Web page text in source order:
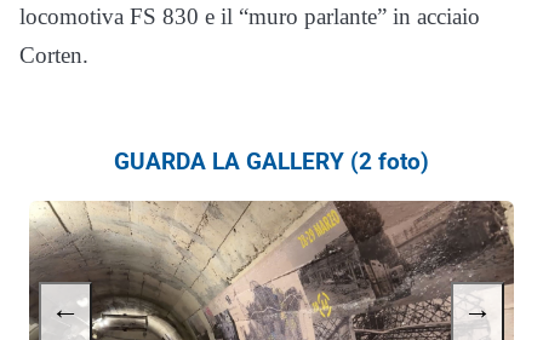
locomotiva FS 830 e il “muro parlante” in acciaio
Corten.
GUARDA LA GALLERY (2 foto)
← →